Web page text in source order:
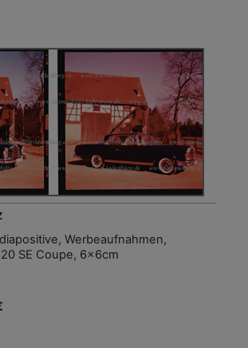
Werbeaufnahmen,
SE Coupe, 6x6cm